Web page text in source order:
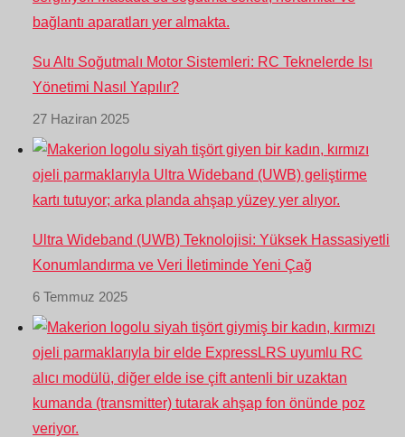
Su Altı Soğutmalı Motor Sistemleri: RC Teknelerde Isı
Yönetimi Nasıl Yapılır?
27 Haziran 2025
Ultra Wideband (UWB) Teknolojisi: Yüksek Hassasiyetli
Konumlandırma ve Veri İletiminde Yeni Çağ
6 Temmuz 2025